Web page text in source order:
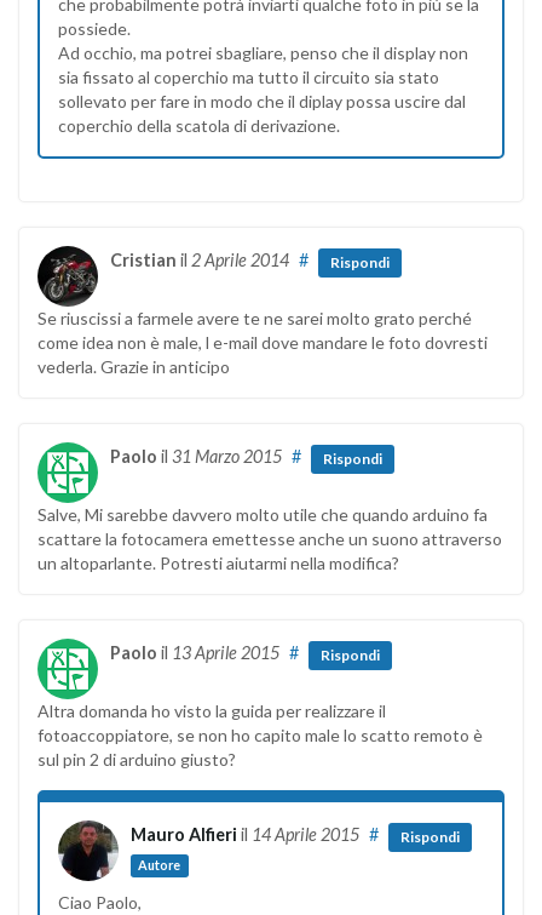
che probabilmente potrà inviarti qualche foto in più se la
possiede.
Ad occhio, ma potrei sbagliare, penso che il display non
sia fissato al coperchio ma tutto il circuito sia stato
sollevato per fare in modo che il diplay possa uscire dal
coperchio della scatola di derivazione.
Cristian il 2 Aprile 2014 # Rispondi
Se riuscissi a farmele avere te ne sarei molto grato perché
come idea non è male, l e-mail dove mandare le foto dovresti
vederla. Grazie in anticipo
Paolo il 31 Marzo 2015 # Rispondi
Salve, Mi sarebbe davvero molto utile che quando arduino fa
scattare la fotocamera emettesse anche un suono attraverso
un altoparlante. Potresti aiutarmi nella modifica?
Paolo il 13 Aprile 2015 # Rispondi
Altra domanda ho visto la guida per realizzare il
fotoaccoppiatore, se non ho capito male lo scatto remoto è
sul pin 2 di arduino giusto?
Mauro Alfieri il 14 Aprile 2015
Autore
# Rispondi
Ciao Paolo,